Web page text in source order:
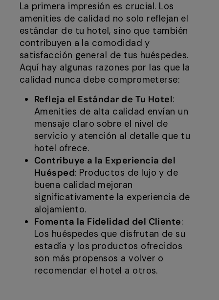
La primera impresión es crucial. Los
amenities de calidad no solo reflejan el
estándar de tu hotel, sino que también
contribuyen a la comodidad y
satisfacción general de tus huéspedes.
Aquí hay algunas razones por las que la
calidad nunca debe comprometerse:
Refleja el Estándar de Tu Hotel:
Amenities de alta calidad envían un
mensaje claro sobre el nivel de
servicio y atención al detalle que tu
hotel ofrece.
Contribuye a la Experiencia del
Huésped: Productos de lujo y de
buena calidad mejoran
significativamente la experiencia de
alojamiento.
Fomenta la Fidelidad del Cliente:
Los huéspedes que disfrutan de su
estadía y los productos ofrecidos
son más propensos a volver o
recomendar el hotel a otros.